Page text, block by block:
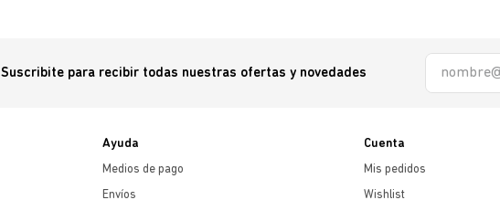
Suscribite para recibir todas nuestras ofertas y novedades
Ayuda
Medios de pago
Envíos
Cuenta
Mis pedidos
Wishlist